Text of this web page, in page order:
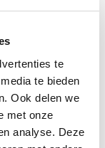
te
te bieden
Ook delen we
met onze
analyse. Deze